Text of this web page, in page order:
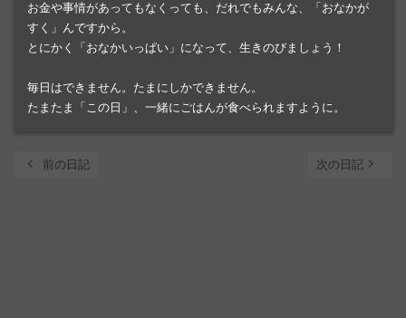
お金や事情があってもなくっても、だれでもみんな、「おなかが
すく」んですから。
とにかく「おなかいっぱい」になって、生きのびましょう！
毎日はできません。たまにしかできません。
たまたま「この日」、一緒にごはんが食べられますように。
chevron_left 前の日記 次の日記 navigate_next